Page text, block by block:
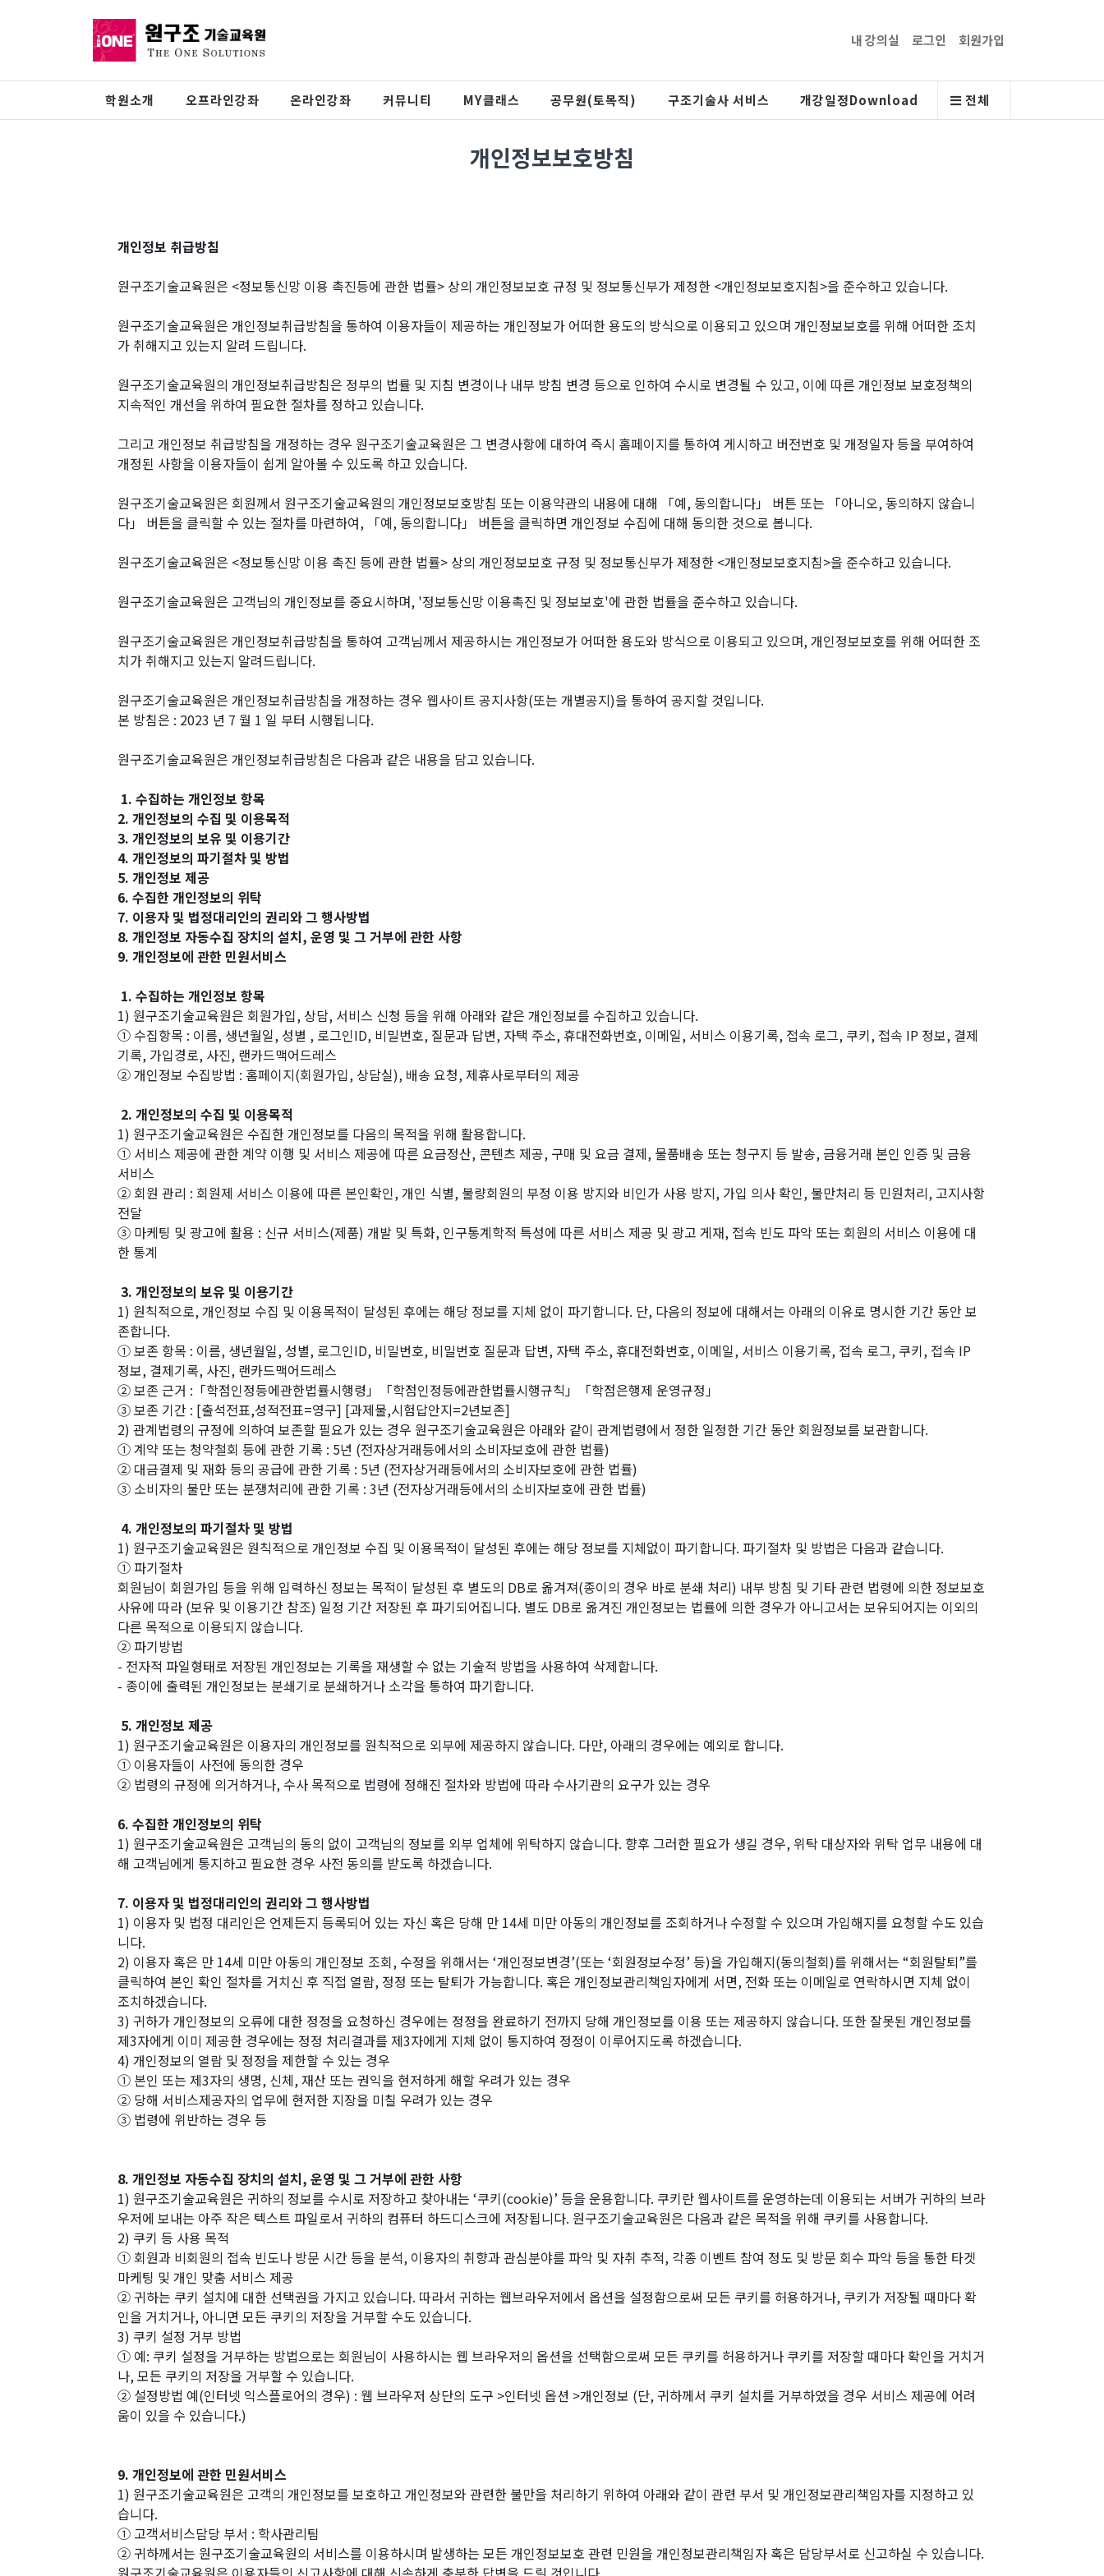
내 강의실 로그인 회원가입
학원소개 오프라인강좌 온라인강좌 커뮤니티 MY클래스 공무원(토목직) 구조기술사 서비스 개강일정Download 전체
개인정보보호방침
개인정보 취급방침
원구조기술교육원은 <정보통신망 이용 촉진등에 관한 법률> 상의 개인정보보호 규정 및 정보통신부가 제정한 <개인정보보호지침>을 준수하고 있습니다.
원구조기술교육원은 개인정보취급방침을 통하여 이용자들이 제공하는 개인정보가 어떠한 용도의 방식으로 이용되고 있으며 개인정보보호를 위해 어떠한 조치
가 취해지고 있는지 알려 드립니다.
원구조기술교육원의 개인정보취급방침은 정부의 법률 및 지침 변경이나 내부 방침 변경 등으로 인하여 수시로 변경될 수 있고, 이에 따른 개인정보 보호정책의
지속적인 개선을 위하여 필요한 절차를 정하고 있습니다.
그리고 개인정보 취급방침을 개정하는 경우 원구조기술교육원은 그 변경사항에 대하여 즉시 홈페이지를 통하여 게시하고 버전번호 및 개정일자 등을 부여하여
개정된 사항을 이용자들이 쉽게 알아볼 수 있도록 하고 있습니다.
원구조기술교육원은 회원께서 원구조기술교육원의 개인정보보호방침 또는 이용약관의 내용에 대해 「예, 동의합니다」 버튼 또는 「아니오, 동의하지 않습니
다」 버튼을 클릭할 수 있는 절차를 마련하여, 「예, 동의합니다」 버튼을 클릭하면 개인정보 수집에 대해 동의한 것으로 봅니다.
원구조기술교육원은 <정보통신망 이용 촉진 등에 관한 법률> 상의 개인정보보호 규정 및 정보통신부가 제정한 <개인정보보호지침>을 준수하고 있습니다.
원구조기술교육원은 고객님의 개인정보를 중요시하며, '정보통신망 이용촉진 및 정보보호'에 관한 법률을 준수하고 있습니다.
원구조기술교육원은 개인정보취급방침을 통하여 고객님께서 제공하시는 개인정보가 어떠한 용도와 방식으로 이용되고 있으며, 개인정보보호를 위해 어떠한 조
치가 취해지고 있는지 알려드립니다.
원구조기술교육원은 개인정보취급방침을 개정하는 경우 웹사이트 공지사항(또는 개별공지)을 통하여 공지할 것입니다.
본 방침은 : 2023 년 7 월 1 일 부터 시행됩니다.
원구조기술교육원은 개인정보취급방침은 다음과 같은 내용을 담고 있습니다.
1. 수집하는 개인정보 항목
2. 개인정보의 수집 및 이용목적
3. 개인정보의 보유 및 이용기간
4. 개인정보의 파기절차 및 방법
5. 개인정보 제공
6. 수집한 개인정보의 위탁
7. 이용자 및 법정대리인의 권리와 그 행사방법
8. 개인정보 자동수집 장치의 설치, 운영 및 그 거부에 관한 사항
9. 개인정보에 관한 민원서비스
1. 수집하는 개인정보 항목
1) 원구조기술교육원은 회원가입, 상담, 서비스 신청 등을 위해 아래와 같은 개인정보를 수집하고 있습니다.
① 수집항목 : 이름, 생년월일, 성별 , 로그인ID, 비밀번호, 질문과 답변, 자택 주소, 휴대전화번호, 이메일, 서비스 이용기록, 접속 로그, 쿠키, 접속 IP 정보, 결제
기록, 가입경로, 사진, 랜카드맥어드레스
② 개인정보 수집방법 : 홈페이지(회원가입, 상담실), 배송 요청, 제휴사로부터의 제공
2. 개인정보의 수집 및 이용목적
1) 원구조기술교육원은 수집한 개인정보를 다음의 목적을 위해 활용합니다.
① 서비스 제공에 관한 계약 이행 및 서비스 제공에 따른 요금정산, 콘텐츠 제공, 구매 및 요금 결제, 물품배송 또는 청구지 등 발송, 금융거래 본인 인증 및 금융
서비스
② 회원 관리 : 회원제 서비스 이용에 따른 본인확인, 개인 식별, 불량회원의 부정 이용 방지와 비인가 사용 방지, 가입 의사 확인, 불만처리 등 민원처리, 고지사항
전달
③ 마케팅 및 광고에 활용 : 신규 서비스(제품) 개발 및 특화, 인구통계학적 특성에 따른 서비스 제공 및 광고 게재, 접속 빈도 파악 또는 회원의 서비스 이용에 대
한 통계
3. 개인정보의 보유 및 이용기간
1) 원칙적으로, 개인정보 수집 및 이용목적이 달성된 후에는 해당 정보를 지체 없이 파기합니다. 단, 다음의 정보에 대해서는 아래의 이유로 명시한 기간 동안 보
존합니다.
① 보존 항목 : 이름, 생년월일, 성별, 로그인ID, 비밀번호, 비밀번호 질문과 답변, 자택 주소, 휴대전화번호, 이메일, 서비스 이용기록, 접속 로그, 쿠키, 접속 IP
정보, 결제기록, 사진, 랜카드맥어드레스
② 보존 근거 :「학점인정등에관한법률시행령」「학점인정등에관한법률시행규칙」「학점은행제 운영규정」
③ 보존 기간 : [출석전표,성적전표=영구] [과제물,시험답안지=2년보존]
2) 관계법령의 규정에 의하여 보존할 필요가 있는 경우 원구조기술교육원은 아래와 같이 관계법령에서 정한 일정한 기간 동안 회원정보를 보관합니다.
① 계약 또는 청약철회 등에 관한 기록 : 5년 (전자상거래등에서의 소비자보호에 관한 법률)
② 대금결제 및 재화 등의 공급에 관한 기록 : 5년 (전자상거래등에서의 소비자보호에 관한 법률)
③ 소비자의 불만 또는 분쟁처리에 관한 기록 : 3년 (전자상거래등에서의 소비자보호에 관한 법률)
4. 개인정보의 파기절차 및 방법
1) 원구조기술교육원은 원칙적으로 개인정보 수집 및 이용목적이 달성된 후에는 해당 정보를 지체없이 파기합니다. 파기절차 및 방법은 다음과 같습니다.
① 파기절차
회원님이 회원가입 등을 위해 입력하신 정보는 목적이 달성된 후 별도의 DB로 옮겨져(종이의 경우 바로 분쇄 처리) 내부 방침 및 기타 관련 법령에 의한 정보보호
사유에 따라 (보유 및 이용기간 참조) 일정 기간 저장된 후 파기되어집니다. 별도 DB로 옮겨진 개인정보는 법률에 의한 경우가 아니고서는 보유되어지는 이외의
다른 목적으로 이용되지 않습니다.
② 파기방법
- 전자적 파일형태로 저장된 개인정보는 기록을 재생할 수 없는 기술적 방법을 사용하여 삭제합니다.
- 종이에 출력된 개인정보는 분쇄기로 분쇄하거나 소각을 통하여 파기합니다.
5. 개인정보 제공
1) 원구조기술교육원은 이용자의 개인정보를 원칙적으로 외부에 제공하지 않습니다. 다만, 아래의 경우에는 예외로 합니다.
① 이용자들이 사전에 동의한 경우
② 법령의 규정에 의거하거나, 수사 목적으로 법령에 정해진 절차와 방법에 따라 수사기관의 요구가 있는 경우
6. 수집한 개인정보의 위탁
1) 원구조기술교육원은 고객님의 동의 없이 고객님의 정보를 외부 업체에 위탁하지 않습니다. 향후 그러한 필요가 생길 경우, 위탁 대상자와 위탁 업무 내용에 대
해 고객님에게 통지하고 필요한 경우 사전 동의를 받도록 하겠습니다.
7. 이용자 및 법정대리인의 권리와 그 행사방법
1) 이용자 및 법정 대리인은 언제든지 등록되어 있는 자신 혹은 당해 만 14세 미만 아동의 개인정보를 조회하거나 수정할 수 있으며 가입해지를 요청할 수도 있습
니다.
2) 이용자 혹은 만 14세 미만 아동의 개인정보 조회, 수정을 위해서는 ‘개인정보변경’(또는 ‘회원정보수정’ 등)을 가입해지(동의철회)를 위해서는 “회원탈퇴”를
클릭하여 본인 확인 절차를 거치신 후 직접 열람, 정정 또는 탈퇴가 가능합니다. 혹은 개인정보관리책임자에게 서면, 전화 또는 이메일로 연락하시면 지체 없이
조치하겠습니다.
3) 귀하가 개인정보의 오류에 대한 정정을 요청하신 경우에는 정정을 완료하기 전까지 당해 개인정보를 이용 또는 제공하지 않습니다. 또한 잘못된 개인정보를
제3자에게 이미 제공한 경우에는 정정 처리결과를 제3자에게 지체 없이 통지하여 정정이 이루어지도록 하겠습니다.
4) 개인정보의 열람 및 정정을 제한할 수 있는 경우
① 본인 또는 제3자의 생명, 신체, 재산 또는 권익을 현저하게 해할 우려가 있는 경우
② 당해 서비스제공자의 업무에 현저한 지장을 미칠 우려가 있는 경우
③ 법령에 위반하는 경우 등
8. 개인정보 자동수집 장치의 설치, 운영 및 그 거부에 관한 사항
1) 원구조기술교육원은 귀하의 정보를 수시로 저장하고 찾아내는 ‘쿠키(cookie)’ 등을 운용합니다. 쿠키란 웹사이트를 운영하는데 이용되는 서버가 귀하의 브라
우저에 보내는 아주 작은 텍스트 파일로서 귀하의 컴퓨터 하드디스크에 저장됩니다. 원구조기술교육원은 다음과 같은 목적을 위해 쿠키를 사용합니다.
2) 쿠키 등 사용 목적
① 회원과 비회원의 접속 빈도나 방문 시간 등을 분석, 이용자의 취향과 관심분야를 파악 및 자취 추적, 각종 이벤트 참여 정도 및 방문 회수 파악 등을 통한 타겟
마케팅 및 개인 맞춤 서비스 제공
② 귀하는 쿠키 설치에 대한 선택권을 가지고 있습니다. 따라서 귀하는 웹브라우저에서 옵션을 설정함으로써 모든 쿠키를 허용하거나, 쿠키가 저장될 때마다 확
인을 거치거나, 아니면 모든 쿠키의 저장을 거부할 수도 있습니다.
3) 쿠키 설정 거부 방법
① 예: 쿠키 설정을 거부하는 방법으로는 회원님이 사용하시는 웹 브라우저의 옵션을 선택함으로써 모든 쿠키를 허용하거나 쿠키를 저장할 때마다 확인을 거치거
나, 모든 쿠키의 저장을 거부할 수 있습니다.
② 설정방법 예(인터넷 익스플로어의 경우) : 웹 브라우저 상단의 도구 >인터넷 옵션 >개인정보 (단, 귀하께서 쿠키 설치를 거부하였을 경우 서비스 제공에 어려
움이 있을 수 있습니다.)
9. 개인정보에 관한 민원서비스
1) 원구조기술교육원은 고객의 개인정보를 보호하고 개인정보와 관련한 불만을 처리하기 위하여 아래와 같이 관련 부서 및 개인정보관리책임자를 지정하고 있
습니다.
① 고객서비스담당 부서 : 학사관리팀
② 귀하께서는 원구조기술교육원의 서비스를 이용하시며 발생하는 모든 개인정보보호 관련 민원을 개인정보관리책임자 혹은 담당부서로 신고하실 수 있습니다.